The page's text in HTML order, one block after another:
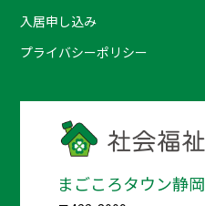
入居申し込み
プライバシーポリシー
まごころタウン静岡